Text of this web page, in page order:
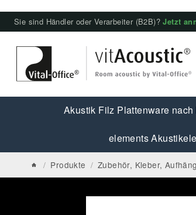
Sie sind Händler oder Verarbeiter (B2B)?Jetzt
Akustik Filz Plattenware nach
elements
/ Produkte / Zubehör, Kleber,